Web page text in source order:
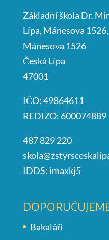
Základní škola Dr.
Lípa, Mánesova
Mánesova 1526
Česká Lípa
47001
IČO: 49864611
REDIZO: 600074889
487 829 220
IDDS: imaxkj5
Bakaláři